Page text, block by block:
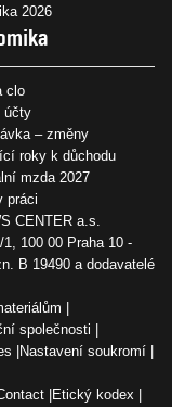
2026
clo
účty
– změny
roky k důchodu
mzda 2027
práci
CENTER a.s.
100 00 Praha 10 -
B 19490 a dodavatelé
společnosti
Nastavení soukromí
Etický kodex